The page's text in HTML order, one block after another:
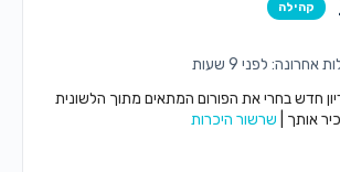
קהילה
לפני 9 שעות
חדש בחרי את הפורום המתאים מתוך הלשונית
אותך | שרשור היכרות